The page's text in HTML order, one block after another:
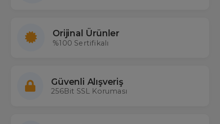
Orijinal Ürünler
%100 Sertifikalı
Güvenli Alışveriş
256Bit SSL Koruması